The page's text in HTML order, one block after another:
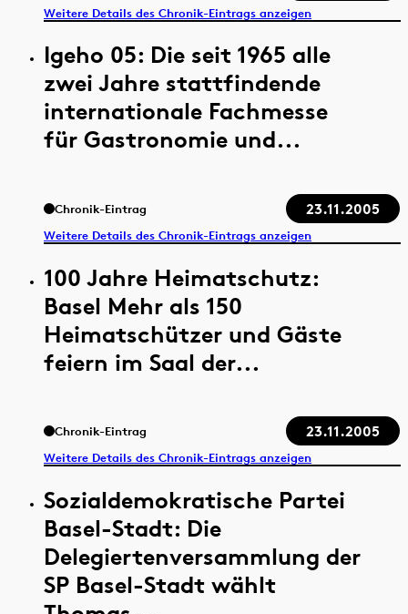
Weitere Details des Chronik-Eintrags anzeigen
Igeho 05: Die seit 1965 alle
zwei Jahre stattfindende
internationale Fachmesse
für Gastronomie und...
Chronik-Eintrag 23.11.2005
Weitere Details des Chronik-Eintrags anzeigen
100 Jahre Heimatschutz:
Basel Mehr als 150
Heimatschützer und Gäste
feiern im Saal der...
Chronik-Eintrag 23.11.2005
Weitere Details des Chronik-Eintrags anzeigen
Sozialdemokratische Partei
Basel-Stadt: Die
Delegiertenversammlung der
SP Basel-Stadt wählt